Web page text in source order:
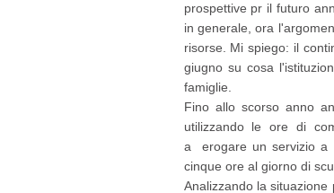
prospettive pr il futuro
in generale, ora
risorse. Mi spiego: il
giugno su cosa
famiglie.
Fino allo scorso anno
utilizzando le ore di
a erogare un servizio a
cinque ore al giorno di
Analizzando la